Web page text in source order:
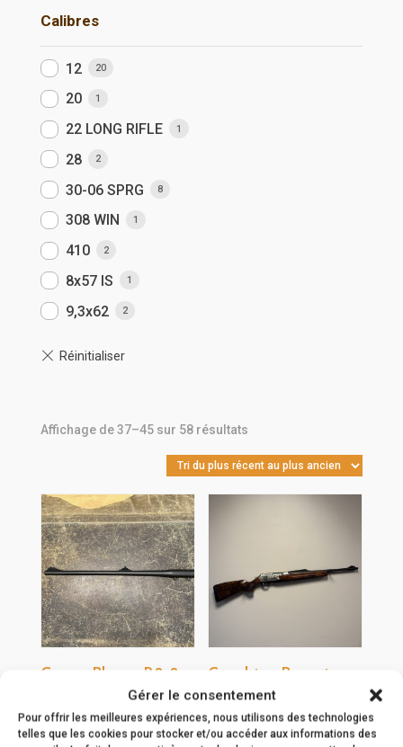
Gérer le consentement
Pour offrir les meilleures expériences, nous utilisons des technologies
telles que les cookies pour stocker et/ou accéder aux informations des
Calibres
12 20
20 1
22 LONG RIFLE 1
28 2
30-06 SPRG 8
308 WIN 1
410 2
8x57 IS 1
9,3x62 2
Affichage de 37–45 sur 58 résultatsTrié
du
plus
ancien
Canon Blaser R8 8 x
57 IS occasion
800,00€
Carabine Browning
Bar 4X Autumn
grade Silver